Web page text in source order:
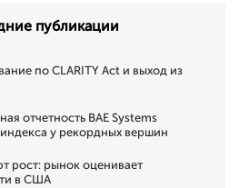
публикации
по CLARITY Act и выход из
отчетность BAE Systems
у рекордных вершин
рост: рынок оценивает
в США